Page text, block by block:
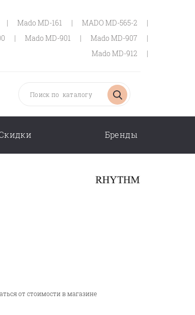
| Mado MD-161 | MADO MD-565-2
|
| Mado MD-901 | Mado MD-907
|
Mado MD-912
|
Бренды
от стоимости в магазине